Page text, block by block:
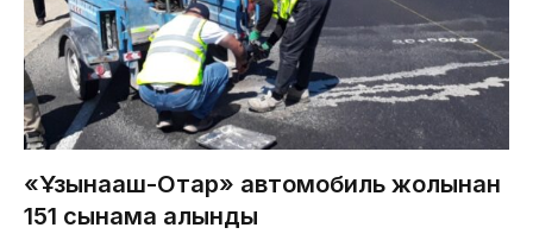
«Ұзынағаш-Отар» автомобиль жолынан
151 сынама алынды